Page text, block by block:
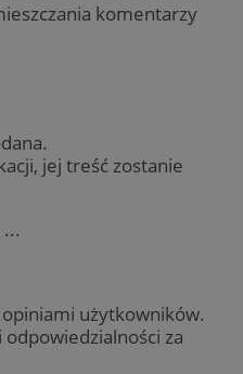
komentarzy
jej treść zostanie
użytkowników.
za